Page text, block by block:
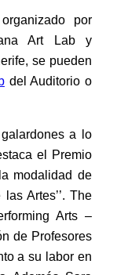
por
Art Lab y
se pueden
del Auditorio o
a lo
el Premio
modalidad de
Artes’’. The
Arts –
de Profesores
a su labor en